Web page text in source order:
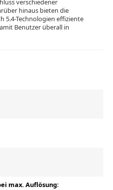
verschiedener
hinaus bieten die
5.4-Technologien effiziente
Benutzer überall in
max. Auflösung: